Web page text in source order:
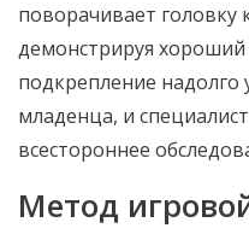
поворачивает головку
демонстрируя хороший
подкрепление
младенца, и
всестороннее
Метод